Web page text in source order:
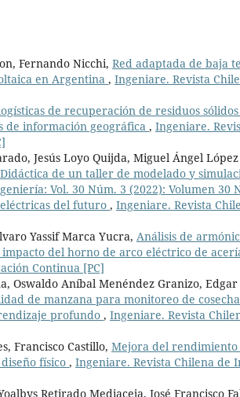
Fernando Nicchi, Red adaptada de baja
en Argentina , Ingeniare. Revista
de recuperación de residuos
de información geográfica , Ingeniare.
Jesús Loyo Quijda, Miguel Ángel
Didáctica de un taller de modelado y
Vol. 30 Núm. 3 (2022): Volumen 30
del futuro , Ingeniare. Revista
Yassif Marca Yucra, Análisis de
del horno de arco eléctrico de
Continua [PC]
Oswaldo Aníbal Menéndez Granizo,
de manzana para monitoreo de
profundo , Ingeniare. Revista
Francisco Castillo, Mejora del rendimiento
físico , Ingeniare. Revista Chilena de
Retirado Mediaceja, José Francisco